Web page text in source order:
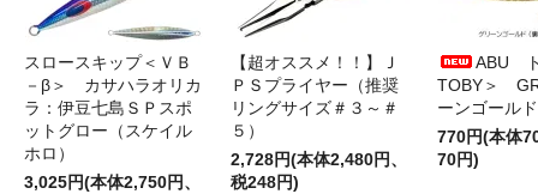
スロースキップ＜ＶＢ
－β＞ カサハラオリカ
ラ：伊豆七島ＳＰスポ
ットグロー（スケイル
ホロ）
3,025円(本体2,750円、
【超オススメ！！】Ｊ
ＰＳプライヤー（推奨
リングサイズ＃３～＃
５）
2,728円(本体2,480円、
税248円)
ABU
TOBY＞
ーンゴールド
770円(本体
70円)